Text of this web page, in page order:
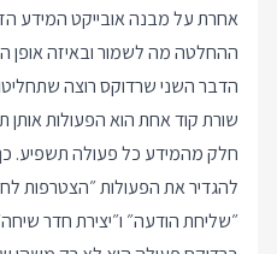
אחרת על מבנה אובייקט המידע
ההחלטה מה לשמור ובאיזה אופן
הדבר השני שרדוקס רוצה שתחליטו
שורת קוד אחת הוא הפעולות
חלק מהמידע כל פעולה תשפיע.
להגדיר את הפעולות ״הצטרפות
״שליחת הודעה״ ו״יצירת חדר